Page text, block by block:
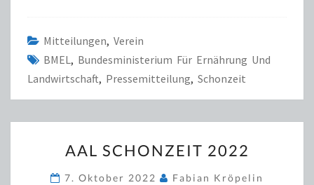
Mitteilungen, Verein
BMEL, Bundesministerium Für Ernährung Und
Landwirtschaft, Pressemitteilung, Schonzeit
SCHONZEIT
2022
AAL SCHONZEIT 2022
7. Oktober 2022 Fabian Kröpelin